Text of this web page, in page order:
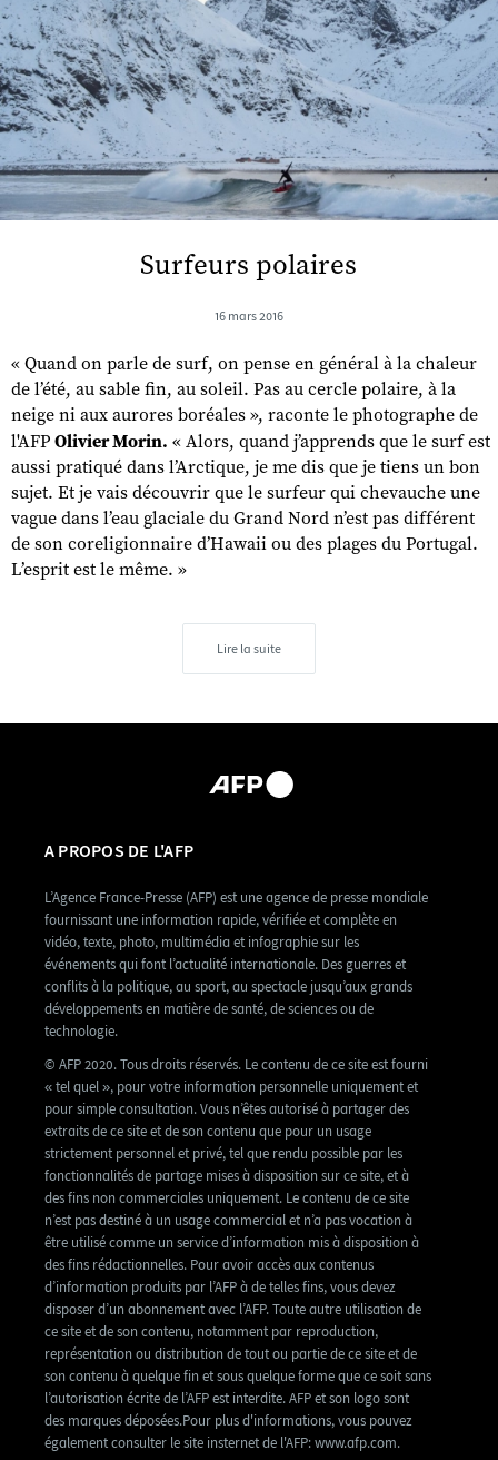
Surfeurs polaires
16 mars 2016
« Quand on parle de surf, on pense en général à la chaleur
de l’été, au sable fin, au soleil. Pas au cercle polaire, à la
neige ni aux aurores boréales », raconte le photographe de
l'AFP Olivier Morin. « Alors, quand j’apprends que le surf est
aussi pratiqué dans l’Arctique, je me dis que je tiens un bon
sujet. Et je vais découvrir que le surfeur qui chevauche une
vague dans l’eau glaciale du Grand Nord n’est pas différent
de son coreligionnaire d’Hawaii ou des plages du Portugal.
L’esprit est le même. »
Lire la suite
A PROPOS DE L'AFP
L’Agence France-Presse (AFP) est une agence de presse mondiale
fournissant une information rapide, vérifiée et complète en
vidéo, texte, photo, multimédia et infographie sur les
événements qui font l’actualité internationale. Des guerres et
conflits à la politique, au sport, au spectacle jusqu’aux grands
développements en matière de santé, de sciences ou de
technologie.
© AFP 2020. Tous droits réservés. Le contenu de ce site est fourni
« tel quel », pour votre information personnelle uniquement et
pour simple consultation. Vous n’êtes autorisé à partager des
extraits de ce site et de son contenu que pour un usage
strictement personnel et privé, tel que rendu possible par les
fonctionnalités de partage mises à disposition sur ce site, et à
des fins non commerciales uniquement. Le contenu de ce site
n’est pas destiné à un usage commercial et n’a pas vocation à
être utilisé comme un service d’information mis à disposition à
des fins rédactionnelles. Pour avoir accès aux contenus
d’information produits par l’AFP à de telles fins, vous devez
disposer d’un abonnement avec l’AFP. Toute autre utilisation de
ce site et de son contenu, notamment par reproduction,
représentation ou distribution de tout ou partie de ce site et de
son contenu à quelque fin et sous quelque forme que ce soit sans
l’autorisation écrite de l’AFP est interdite. AFP et son logo sont
des marques déposées.Pour plus d'informations, vous pouvez
également consulter le site insternet de l'AFP: www.afp.com.